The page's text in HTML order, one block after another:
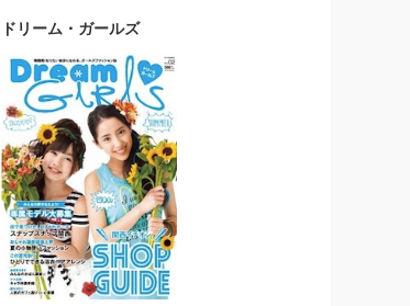
ドリーム・ガールズ